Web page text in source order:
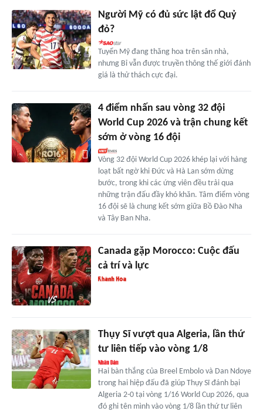
Người Mỹ có đủ sức lật đổ Quỷ
đỏ?
Tuyển Mỹ đang thăng hoa trên sân nhà,
nhưng Bỉ vẫn được truyền thông thế giới đánh
giá là thử thách cực đại.
4 điểm nhấn sau vòng 32 đội
World Cup 2026 và trận chung kết
sớm ở vòng 16 đội
Vòng 32 đội World Cup 2026 khép lại với hàng
loạt bất ngờ khi Đức và Hà Lan sớm dừng
bước, trong khi các ứng viên đều trải qua
những trận đấu đầy khó khăn. Tâm điểm vòng
16 đội sẽ là chung kết sớm giữa Bồ Đào Nha
và Tây Ban Nha.
Canada gặp Morocco: Cuộc đấu
cả trí và lực
Thụy Sĩ vượt qua Algeria, lần thứ
tư liên tiếp vào vòng 1/8
Hai bàn thắng của Breel Embolo và Dan Ndoye
trong hai hiệp đấu đã giúp Thụy Sĩ đánh bại
Algeria 2-0 tại vòng 1/16 World Cup 2026, qua
đó ghi tên mình vào vòng 1/8 lần thứ tư liên